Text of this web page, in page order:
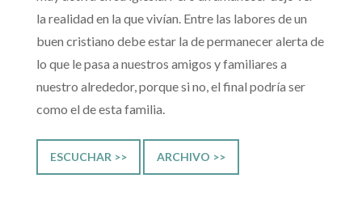
la realidad en la que vivían. Entre las labores de un
buen cristiano debe estar la de permanecer alerta de
lo que le pasa a nuestros amigos y familiares a
nuestro alrededor, porque si no, el final podría ser
como el de esta familia.
ESCUCHAR >> ARCHIVO >>